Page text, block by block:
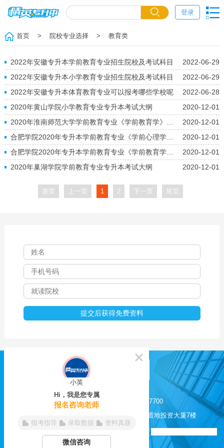
登录
首页 > 院校专业选择 > 教育类
2022年安徽专升本学前教育专业招生院校及考试科目
2022-06-29
2022年安徽专升本小学教育专业招生院校及考试科目
2022-06-29
2022年安徽专升本体育教育专业可以报考哪些学校呢
2022-06-28
2020年黄山学院小学教育专业专升本考试大纲
2020-12-01
2020年淮南师范大学学前教育专业《学前教育学》专升本考试大纲
2020-12-01
合肥学院2020年专升本学前教育专业《学前心理学》考试大纲
2020-12-01
合肥学院2020年专升本学前教育专业《学前教育学》考试大纲
2020-12-01
2020年巢湖学院学前教育专业专升本考试大纲
2020-12-01
首页 上一页 1 2 下一页 尾页
0551-62817525 / 62817700
合肥市长江西路200号置地投资大厦7楼
合肥精英培训学校 版权所有
小英
Hi，我是您专属
报名咨询老师
报考指导 录取数据 资料真题
微信咨询